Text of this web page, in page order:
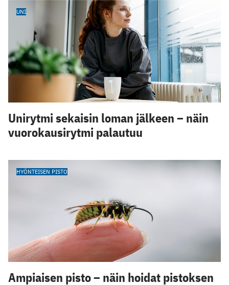
UNI
Unirytmi sekaisin loman jälkeen – näin
vuorokausirytmi palautuu
HYÖNTEISEN PISTO
Ampiaisen pisto – näin hoidat pistoksen